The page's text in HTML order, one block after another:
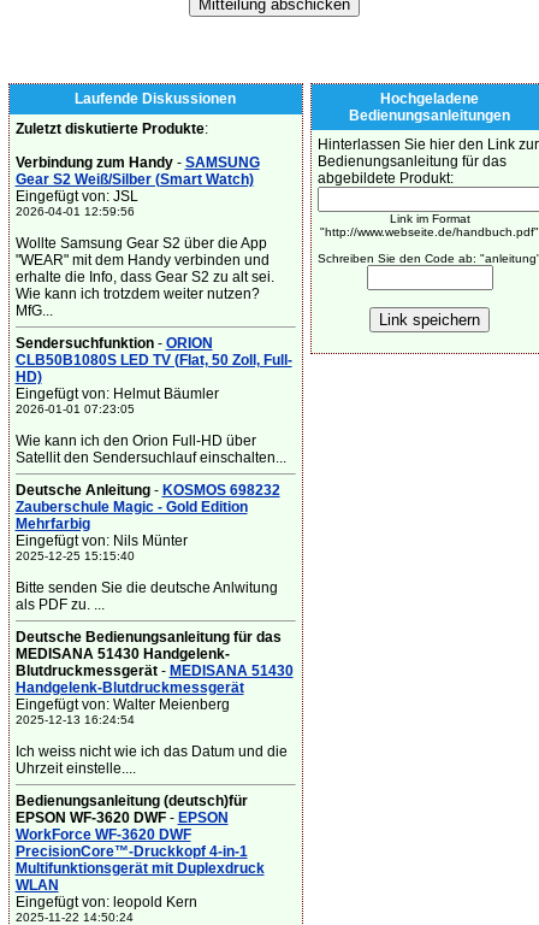
Laufende Diskussionen
Zuletzt diskutierte Produkte:
Verbindung zum Handy- SAMSUNG
Gear S2 Weiß/Silber (Smart Watch)
Eingefügt von: JSL
2026-04-01 12:59:56
Wollte Samsung Gear S2 über die App
"WEAR" mit dem Handy verbinden und
erhalte die Info, dass Gear S2 zu alt sei.
Wie kann ich trotzdem weiter nutzen?
MfG...
Sendersuchfunktion- ORION
CLB50B1080S LED TV (Flat, 50 Zoll, Full-
HD)
Eingefügt von: Helmut Bäumler
2026-01-01 07:23:05
Wie kann ich den Orion Full-HD über
Satellit den Sendersuchlauf einschalten...
Deutsche Anleitung- KOSMOS 698232
Zauberschule Magic - Gold Edition
Mehrfarbig
Eingefügt von: Nils Münter
2025-12-25 15:15:40
Bitte senden Sie die deutsche Anlwitung
als PDF zu. ...
Deutsche Bedienungsanleitung für das
MEDISANA 51430 Handgelenk-
Blutdruckmessgerät- MEDISANA 51430
Handgelenk-Blutdruckmessgerät
Eingefügt von: Walter Meienberg
2025-12-13 16:24:54
Ich weiss nicht wie ich das Datum und die
Uhrzeit einstelle....
Bedienungsanleitung (deutsch)für
EPSON WF-3620 DWF- EPSON
WorkForce WF-3620 DWF
PrecisionCore™-Druckkopf 4-in-1
Multifunktionsgerät mit Duplexdruck
WLAN
Eingefügt von: leopold Kern
2025-11-22 14:50:24
Hochgeladene
Bedienungsanleitungen
Hinterlassen Sie hier den Link zur
Bedienungsanleitung für das
abgebildete Produkt:
Link im Format
"http://www.webseite.de/handbuch.pdf"
Schreiben Sie den Code ab: